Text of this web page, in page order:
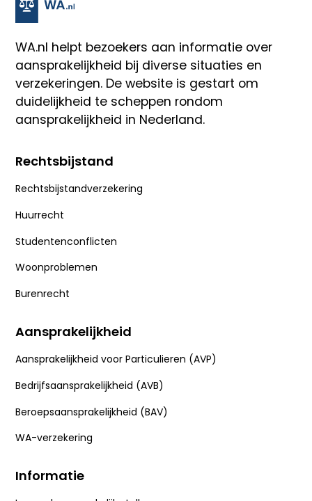
WA.nl helpt bezoekers aan informatie over
aansprakelijkheid bij diverse situaties en
verzekeringen. De website is gestart om
duidelijkheid te scheppen rondom
aansprakelijkheid in Nederland.
Rechtsbijstand
Rechtsbijstandverzekering
Huurrecht
Studentenconflicten
Woonproblemen
Burenrecht
Aansprakelijkheid
Aansprakelijkheid voor Particulieren (AVP)
Bedrijfsaansprakelijkheid (AVB)
Beroepsaansprakelijkheid (BAV)
WA-verzekering
Informatie